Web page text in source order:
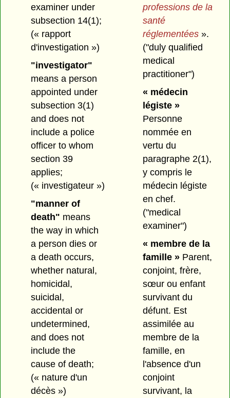
examiner under
subsection 14(1);
(« rapport
d'investigation »)
"investigator"
means a person
appointed under
subsection 3(1)
and does not
include a police
officer to whom
section 39
applies;
(« investigateur »)
"manner of
death" means
the way in which
a person dies or
a death occurs,
whether natural,
homicidal,
suicidal,
accidental or
undetermined,
and does not
include the
cause of death;
(« nature d'un
décès »)
professions de la
santé
réglementées».
("duly qualified
medical
practitioner")
« médecin
légiste »
Personne
nommée en
vertu du
paragraphe 2(1),
y compris le
médecin légiste
en chef.
("medical
examiner")
« membre de la
famille »Parent,
conjoint, frère,
sœur ou enfant
survivant du
défunt. Est
assimilée au
membre de la
famille, en
l'absence d'un
conjoint
survivant, la